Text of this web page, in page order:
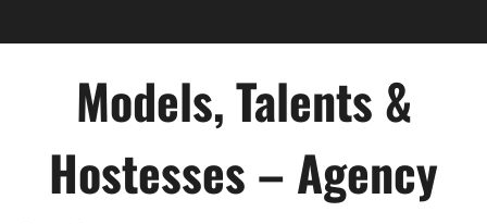
to
Models, Talents &
Hostesses – Agency